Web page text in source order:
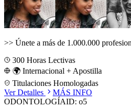
>> Únete a más de 1.000.000
300 Horas Lectivas
🌍 Internacional + Apostilla
Titulaciones Homologadas
Ver Detalles
MÁS INFO
ODONTOLOGÍAID: o5